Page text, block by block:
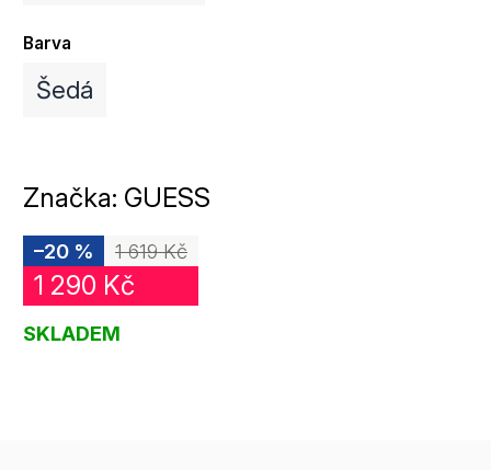
Barva
Šedá
Značka: GUESS
1 619 Kč
–20 %
1 290 Kč
SKLADEM